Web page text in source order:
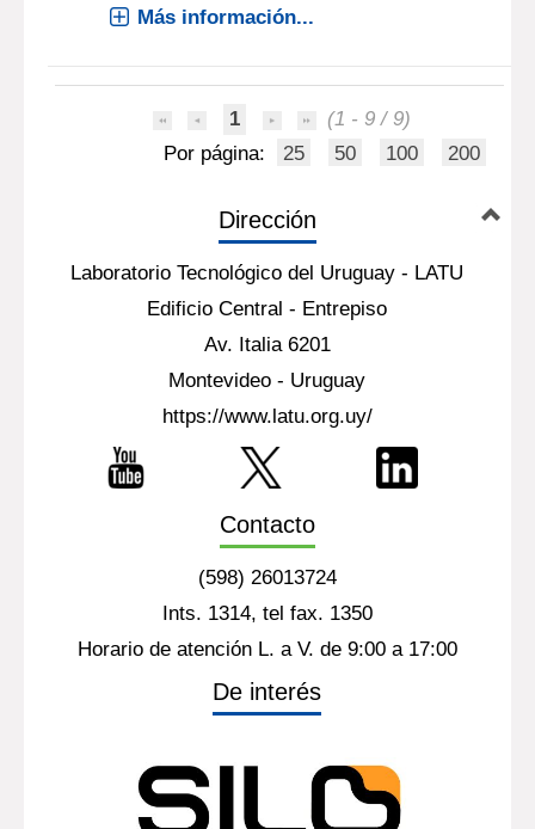
Más información...
1
(1 - 9 / 9)
Por página:
25 50 100 200
Dirección
Laboratorio Tecnológico del Uruguay - LATU
Edificio Central - Entrepiso
Av. Italia 6201
Montevideo - Uruguay
https://www.latu.org.uy/
Contacto
(598) 26013724
Ints. 1314, tel fax. 1350
Horario de atención L. a V. de 9:00 a 17:00
De interés